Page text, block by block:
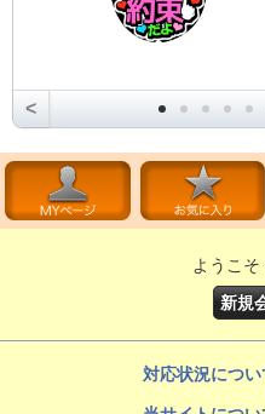
<
ようこそ
新規
対応状況につい